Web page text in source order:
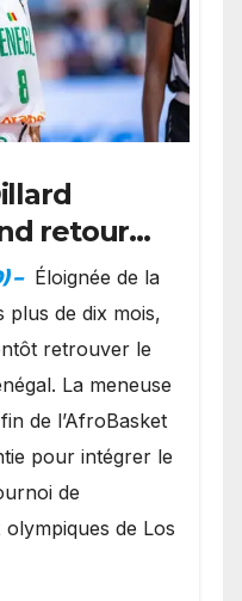
retour
– Éloignée de la
plus de dix mois,
retrouver le
La meneuse
de l’AfroBasket
pour intégrer le
de
de Los